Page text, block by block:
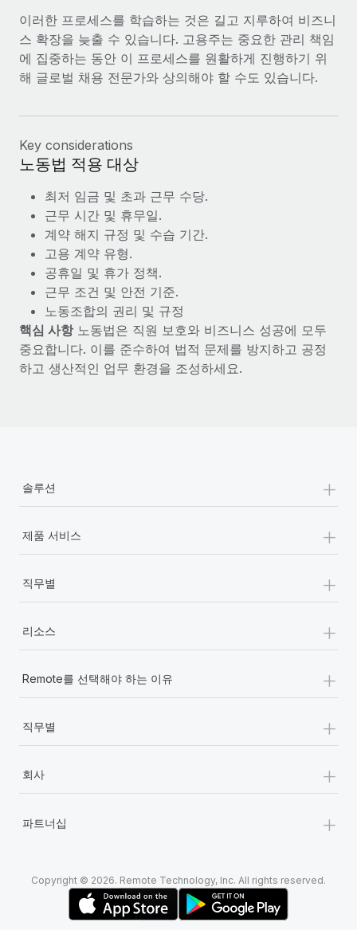
이러한 프로세스를 학습하는 것은 길고 지루하여 비즈니
스 확장을 늦출 수 있습니다. 고용주는 중요한 관리 책임
에 집중하는 동안 이 프로세스를 원활하게 진행하기 위
해 글로벌 채용 전문가와 상의해야 할 수도 있습니다.
Key considerations
노동법 적용 대상
최저 임금 및 초과 근무 수당.
근무 시간 및 휴무일.
계약 해지 규정 및 수습 기간.
고용 계약 유형.
공휴일 및 휴가 정책.
근무 조건 및 안전 기준.
노동조합의 권리 및 규정
핵심 사항노동법은 직원 보호와 비즈니스 성공에 모두
중요합니다. 이를 준수하여 법적 문제를 방지하고 공정
하고 생산적인 업무 환경을 조성하세요.
솔루션 +
제품 서비스 +
직무별 +
리소스 +
Remote를 선택해야 하는 이유 +
직무별 +
회사 +
파트너십 +
Copyright © 2026. Remote Technology, Inc. All rights reserved.